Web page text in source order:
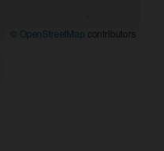
OpenStreetMap contributors